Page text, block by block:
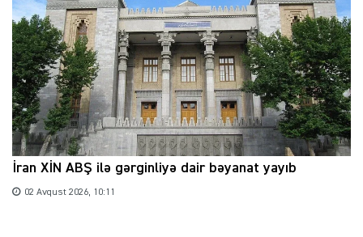
İran XİN ABŞ ilə gərginliyə dair bəyanat yayıb
02 Avqust 2026, 10:11